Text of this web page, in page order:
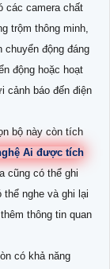
các camera chất
trộm thông minh,
chuyển động đáng
động hoặc hoạt
cảnh báo đến điện
bộ này còn tích
Ai được tích
cũng có thể ghi
nghe và ghi lại
thông tin quan
có khả năng